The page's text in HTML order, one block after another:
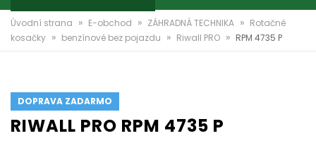
Úvodní strana » E-obchod » ZÁHRADNÁ TECHNIKA » Rotačné
kosačky » benzínové bez pojazdu » Riwall PRO » RPM 4735 P
DOPRAVA ZADARMO
RIWALL PRO RPM 4735 P